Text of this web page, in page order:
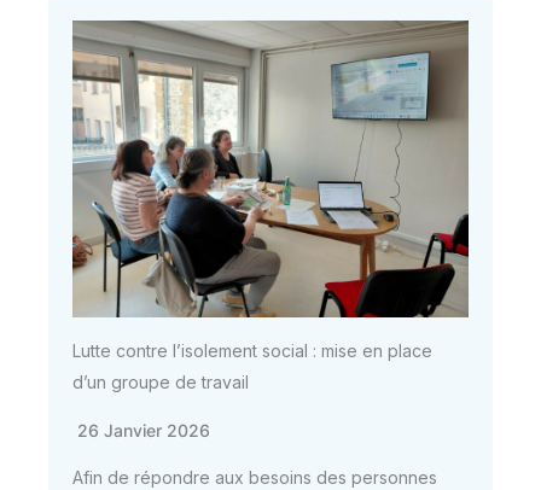
Lutte contre l’isolement social : mise en place
d’un groupe de travail
26 Janvier 2026
Afin de répondre aux besoins des personnes